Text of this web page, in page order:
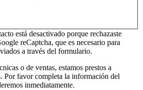
está desactivado porque rechazaste
reCaptcha, que es necesario para
a través del formulario.
o de ventas, estamos prestos a
Por favor completa la información del
inmediatamente.